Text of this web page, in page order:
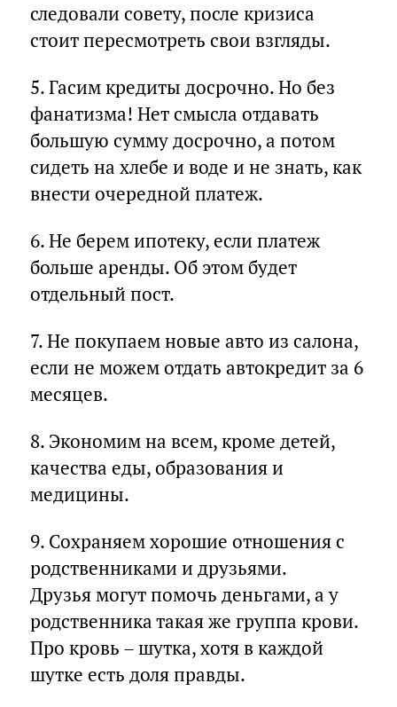
следовали совету, после кризиса
стоит пересмотреть свои взгляды.
5. Гасим кредиты досрочно. Но без
фанатизма! Нет смысла отдавать
большую сумму досрочно, а потом
сидеть на хлебе и воде и не знать, как
внести очередной платеж.
6. Не берем ипотеку, если платеж
больше аренды. Об этом будет
отдельный пост.
7. Не покупаем новые авто из салона,
если не можем отдать автокредит за 6
месяцев.
8. Экономим на всем, кроме детей,
качества еды, образования и
медицины.
9. Сохраняем хорошие отношения с
родственниками и друзьями.
Друзья могут помочь деньгами, а у
родственника такая же группа крови.
Про кровь – шутка, хотя в каждой
шутке есть доля правды.